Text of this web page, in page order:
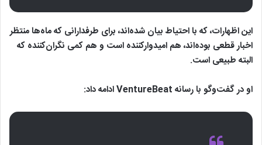
این اظهارات، که با احتیاط بیان شده‌اند، برای طرفدارانی که ماه‌ها منتظر
اخبار قطعی بوده‌اند، هم امیدوارکننده است و هم کمی نگران‌کننده که
البته طبیعی است.
او در گفت‌وگو با رسانه VentureBeat ادامه داد: